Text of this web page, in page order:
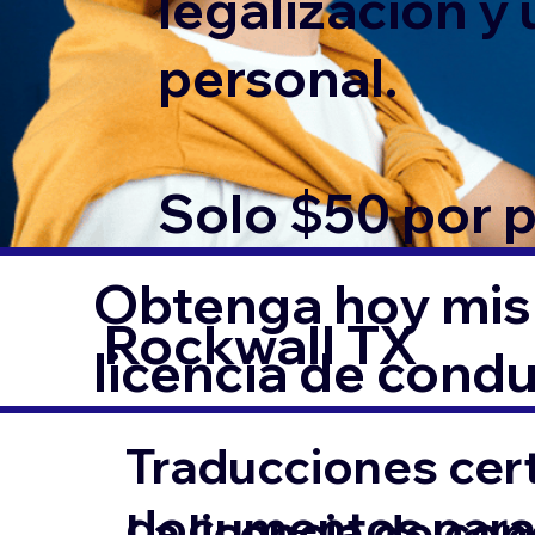
personal.
Solo $50 por
Obtenga hoy
licencia de
Rockwall TX
Traducciones